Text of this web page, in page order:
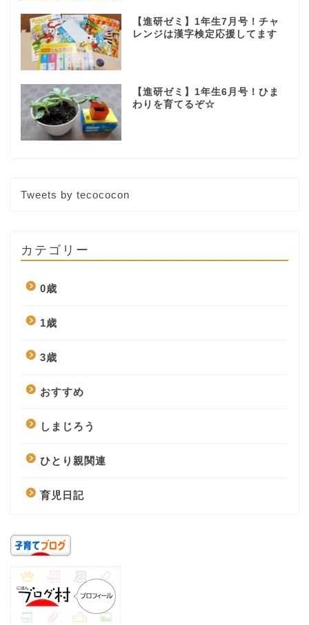
【進研ゼミ】1年生7月号！チャ
レンジは漢字検定応援してます
【進研ゼミ】1年生6月号！ひま
わりを育てるぞ☆
Tweets by tecococon
カテゴリー
0歳
1歳
3歳
おすすめ
しまじろう
ひとり親関連
育児日記